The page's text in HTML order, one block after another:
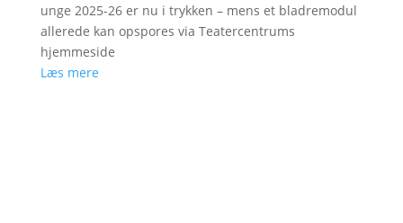
unge 2025-26 er nu i trykken – mens et bladremodul
allerede kan opspores via Teatercentrums
hjemmeside
Læs mere